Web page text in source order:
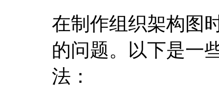
在制作组织架构图
的问题。以下是一
法：